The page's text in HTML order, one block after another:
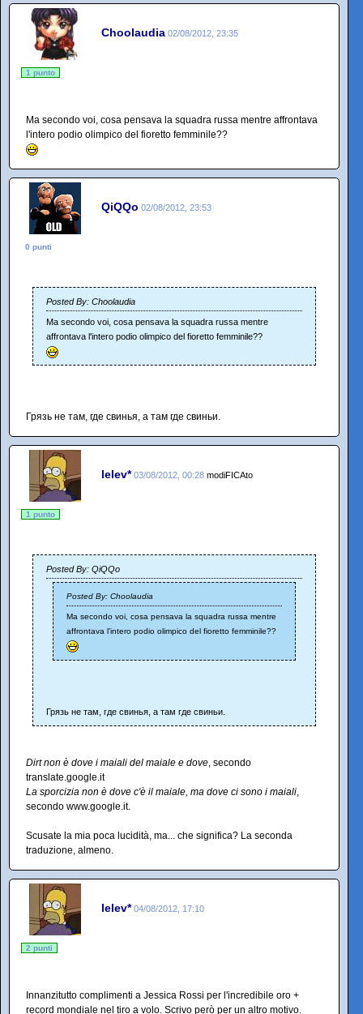
Choolaudia 02/08/2012, 23:35
1 punto
Ma secondo voi, cosa pensava la squadra russa mentre affrontava
l'intero podio olimpico del fioretto femminile??
QiQQo 02/08/2012, 23:53
0 punti
Posted By: Choolaudia
Ma secondo voi, cosa pensava la squadra russa mentre
affrontava l'intero podio olimpico del fioretto femminile??
Грязь не там, где свинья, а там где свиньи.
lelev* 03/08/2012, 00:28 modiFICAto
1 punto
Posted By: QiQQo
Posted By: Choolaudia
Ma secondo voi, cosa pensava la squadra russa mentre
affrontava l'intero podio olimpico del fioretto femminile??
Грязь не там, где свинья, а там где свиньи.
Dirt non è dove i maiali del maiale e dove, secondo
translate.google.it
La sporcizia non è dove c'è il maiale, ma dove ci sono i maiali,
secondo www.google.it.
Scusate la mia poca lucidità, ma... che significa? La seconda
traduzione, almeno.
lelev* 04/08/2012, 17:10
2 punti
Innanzitutto complimenti a Jessica Rossi per l'incredibile oro +
record mondiale nel tiro a volo. Scrivo però per un altro motivo.